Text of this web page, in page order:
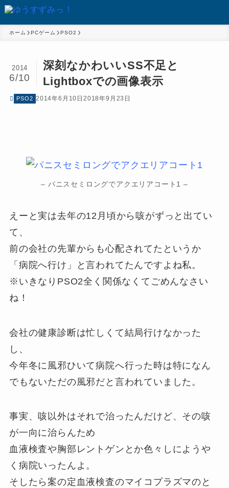
ホーム PCゲーム PSO2
深刻なかわいいSS不足と
Lightboxでの画像表示
2014
6/10
PSO2 2014年6月10日2018年9月23日
– パニスセミロングでアクエリアコート1 –
えーと実は去年の12月頃から咳がずっと出てい
て、
前の会社の先輩からも心配されてたというか
「病院へ行け」と言われてたんですよね私。
※いきなりPSO2全く関係なくてごめんなさい
ね！
会社の健康診断は忙しくて結局行けなかった
し、
今年冬に風邪ひいて病院へ行った時は特になん
でもないただの風邪だと言われていました。
事実、咳以外はそれで治ったんだけど、その咳
が一向に治らんため
血液検査や胸部レントゲンとか色々しにようや
く病院いったんよ。
そしたら案の定血液検査のマイコプラズマのと